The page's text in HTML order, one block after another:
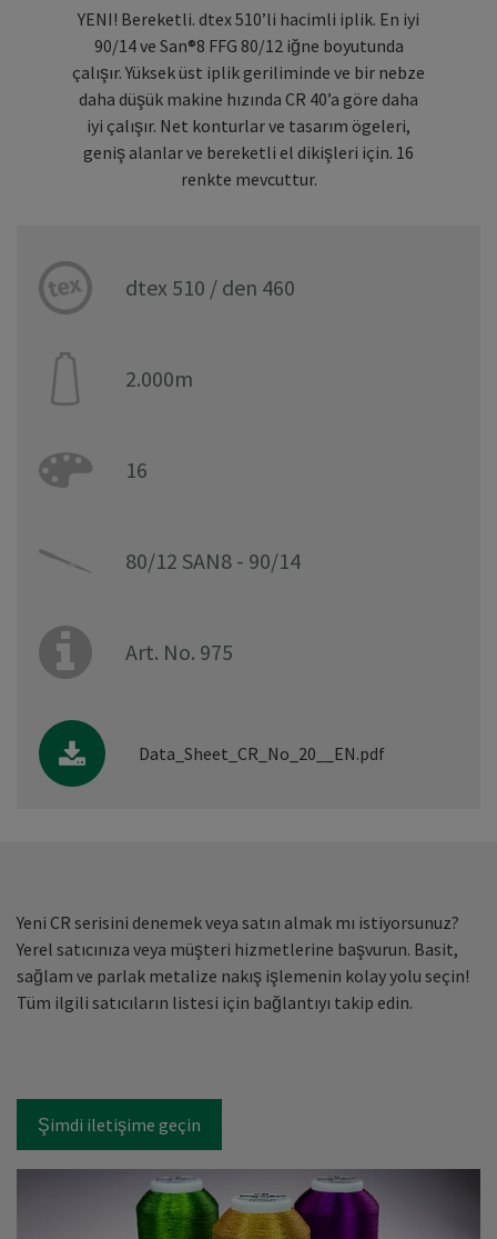
YENI! Bereketli. dtex 510’li hacimli iplik. En iyi
90/14 ve San®8 FFG 80/12 iğne boyutunda
çalışır. Yüksek üst iplik geriliminde ve bir nebze
daha düşük makine hızında CR 40’a göre daha
iyi çalışır. Net konturlar ve tasarım ögeleri,
geniş alanlar ve bereketli el dikişleri için. 16
renkte mevcuttur.
dtex 510 / den 460
2.000m
16
80/12 SAN8 - 90/14
Art. No. 975
Data_Sheet_CR_No_20__EN.pdf
Yeni CR serisini denemek veya satın almak mı istiyorsunuz?
Yerel satıcınıza veya müşteri hizmetlerine başvurun. Basit,
sağlam ve parlak metalize nakış işlemenin kolay yolu seçin!
Tüm ilgili satıcıların listesi için bağlantıyı takip edin.
Şimdi iletişime geçin